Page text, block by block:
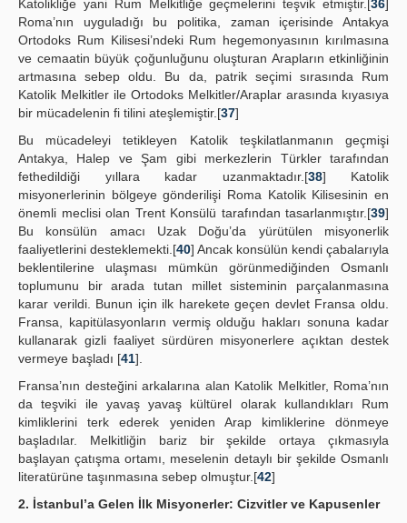
Katolikliğe yani Rum Melkitliğe geçmelerini teşvik etmiştir.[36]
Roma’nın uyguladığı bu politika, zaman içerisinde Antakya
Ortodoks Rum Kilisesi’ndeki Rum hegemonyasının kırılmasına
ve cemaatin büyük çoğunluğunu oluşturan Arapların etkinliğinin
artmasına sebep oldu. Bu da, patrik seçimi sırasında Rum
Katolik Melkitler ile Ortodoks Melkitler/Araplar arasında kıyasıya
bir mücadelenin fi tilini ateşlemiştir.[37]
Bu mücadeleyi tetikleyen Katolik teşkilatlanmanın geçmişi
Antakya, Halep ve Şam gibi merkezlerin Türkler tarafından
fethedildiği yıllara kadar uzanmaktadır.[38] Katolik
misyonerlerinin bölgeye gönderilişi Roma Katolik Kilisesinin en
önemli meclisi olan Trent Konsülü tarafından tasarlanmıştır.[39]
Bu konsülün amacı Uzak Doğu’da yürütülen misyonerlik
faaliyetlerini desteklemekti.[40] Ancak konsülün kendi çabalarıyla
beklentilerine ulaşması mümkün görünmediğinden Osmanlı
toplumunu bir arada tutan millet sisteminin parçalanmasına
karar verildi. Bunun için ilk harekete geçen devlet Fransa oldu.
Fransa, kapitülasyonların vermiş olduğu hakları sonuna kadar
kullanarak gizli faaliyet sürdüren misyonerlere açıktan destek
vermeye başladı [41].
Fransa’nın desteğini arkalarına alan Katolik Melkitler, Roma’nın
da teşviki ile yavaş yavaş kültürel olarak kullandıkları Rum
kimliklerini terk ederek yeniden Arap kimliklerine dönmeye
başladılar. Melkitliğin bariz bir şekilde ortaya çıkmasıyla
başlayan çatışma ortamı, meselenin detaylı bir şekilde Osmanlı
literatürüne taşınmasına sebep olmuştur.[42]
2. İstanbul’a Gelen İlk Misyonerler: Cizvitler ve Kapusenler